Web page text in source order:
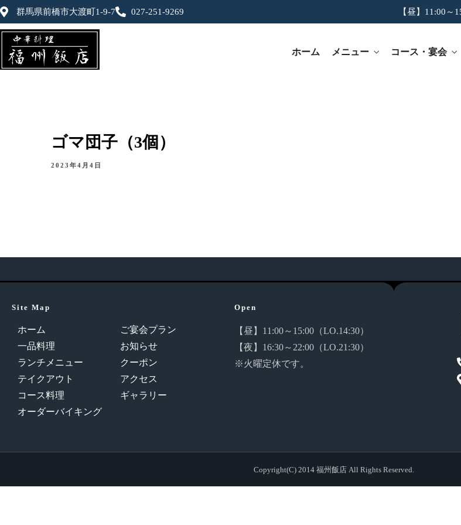
群馬県前橋市大渡町1-9-7 027-251-9269 【昼】11:00～
ホーム メニュー コース・宴会
ゴマ団子（3個）
2023年4月4日
Site Map
ホーム
一品料理
ランチメニュー
テイクアウト
コース料理
オーダーバイキング
ご宴会プラン
お知らせ
クーポン
アクセス
ギャラリー
Open
【昼】11:00～15:00（LO.14:30）
【夜】16:30～22:00（LO.21:30）
※火曜定休です。
Copyright(C) 2014 福州飯店 All Rights Reserved.